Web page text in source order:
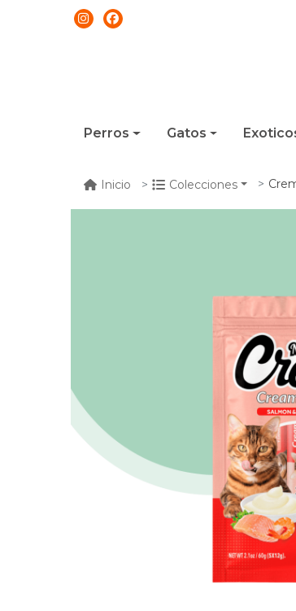
Perros Gatos
Inicio Colecciones